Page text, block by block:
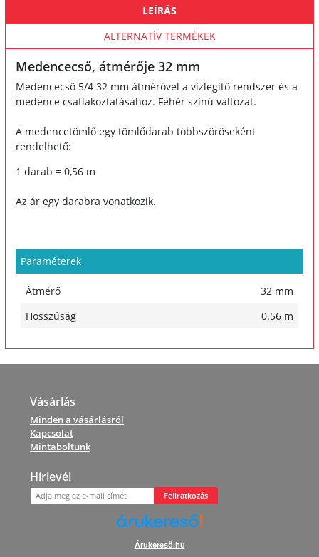
LEÍRÁS
ALTERNATÍV TERMÉKEK
Medencecső, átmérője 32 mm
Medencecső 5/4 32 mm átmérővel a vízlegítő rendszer és a
medence csatlakoztatásához. Fehér színű változat.
A medencetömlő egy tömlődarab többszöröseként
rendelhető:
1 darab = 0,56 m
Az ár egy darabra vonatkozik.
Paraméterek
Átmérő
32 mm
Hosszúság
0.56 m
Vásárlás
Minden a vásárlásról
Kapcsolat
Mintaboltunk
Hírlevél
Feliratkozás
Árukereső.hu